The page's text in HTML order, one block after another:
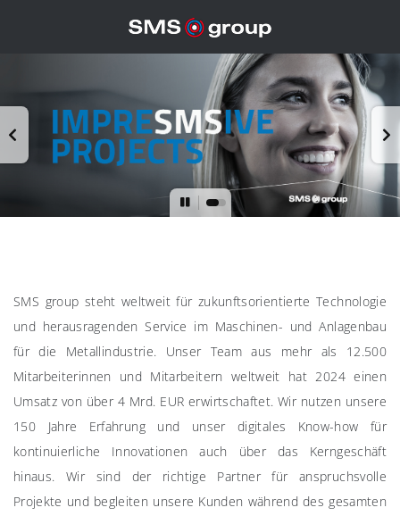
SMS group steht weltweit für zukunftsorientierte Technologie
und herausragenden Service im Maschinen- und Anlagenbau
für die Metallindustrie. Unser Team aus mehr als 12.500
Mitarbeiterinnen und Mitarbeitern weltweit hat 2024 einen
Umsatz von über 4 Mrd. EUR erwirtschaftet. Wir nutzen unsere
150 Jahre Erfahrung und unser digitales Know-how für
kontinuierliche Innovationen auch über das Kerngeschäft
hinaus. Wir sind der richtige Partner für anspruchsvolle
Projekte und begleiten unsere Kunden während des gesamten